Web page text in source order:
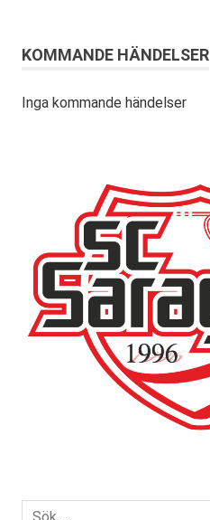
KOMMANDE HÄNDELSER
Inga kommande händelser